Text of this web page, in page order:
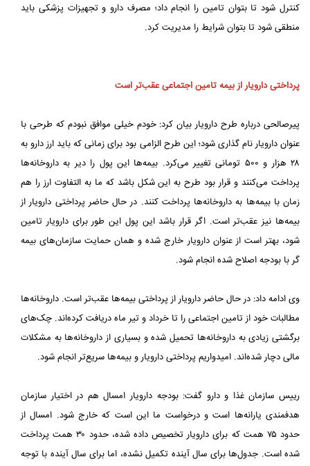
کنترل شود تا بتوان تامین را انجام داد؛ مصرف دارو و تجهیزات پزشکی باید
منطقی شود تا بتوان شرایط را مدیریت کرد.
پرداختی دارویار از بیمه تامین اجتماعی عقب‌تر است
پیرصالحی درباره طرح دارویار بیان کرد: خودم خیلی موافق نبودم که طرحی با
عنوان دارویار نام گذاری شود؛ این طرح الزامی بود برای زمانی که باید ارز دارو به
۲۸ هزار و ۵۰۰ تومانی تغییر می‌کرد. بیمه‌ها این پول را دیر به داروخانه‌ها
پرداخت می‌کنند و قرار بود طرح به این شکل باشد که ما به التفاوت ارز را هم
زمان با بیمه‌ها به داروخانه‌ها پرداخت کنند. در حال حاضر پرداختی دارویار از
بیمه‌ها نیز عقب‌تر است. اگر قرار باشد این پول این طور برای دارویار تامین
شود، بهتر است از عنوان دارویار خارج شده و همان حمایت سازمان‌های بیمه
گر با بودجه اصلاح شده انجام شود.
وی ادامه داد: در حال حاضر دارویار از پرداختی بیمه‌ها عقب‌تر است. داروخانه‌ها
مطالبات خود از تامین اجتماعی را تا خرداد و تیر ماه دریافت کرده‌اند. چک‌های
برگشتی زیادی به داروخانه‌ها تحمیل شده و بسیاری از داروخانه‌ها به مشکلات
مالی دچار شده‌اند. امیدواریم پرداختی دارویار و بیمه‌ها سریع‌تر انجام شود.
رییس سازمان غذا و دارو گفت: بودجه دارویار امسال هم در اختیار سازمان
هدفمندی یارانه‌ها است و درخواست ما این است که خارج شود. امسال از
حدود ۷۵ همت که برای دارویار تخصیص داده شده، حدود ۳۰ همت پرداخت
شده است. جدول‌ها برای سال آینده تکمیل نشده، اما برای سال آینده با توجه